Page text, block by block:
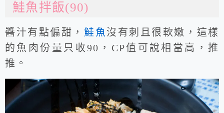
鮭魚拌飯(90)
醬汁有點偏甜， 鮭魚沒有刺且很軟嫩，這樣
的魚肉份量只收90，CP值可說相當高，推
推。